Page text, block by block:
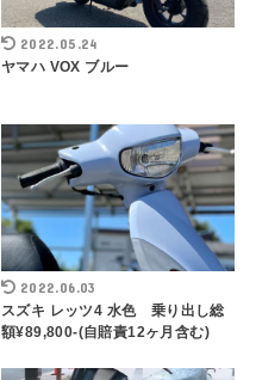
2022.05.24
ヤマハ VOX ブルー
2022.06.03
スズキ レッツ4 水色 乗り出し総
額¥89,800-(自賠責12ヶ月含む)